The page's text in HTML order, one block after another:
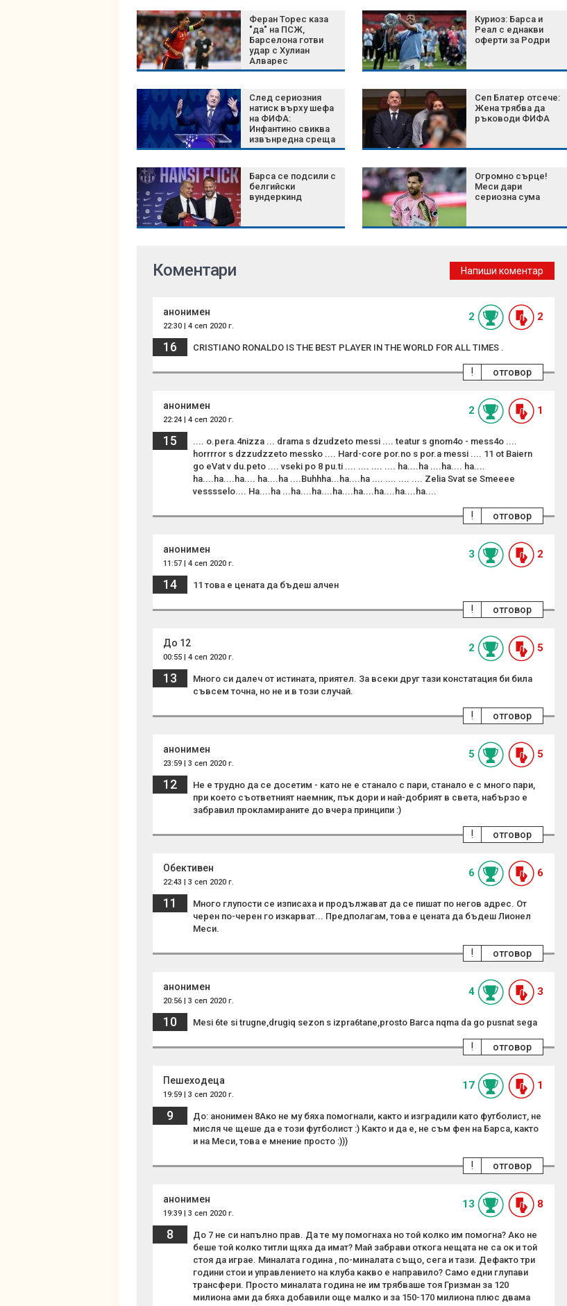
Феран Торес каза
"да" на ПСЖ,
Барселона готви
удар с Хулиан
Алварес
Куриоз: Барса и
Реал с еднакви
оферти за Родри
След сериозния
натиск върху шефа
на ФИФА:
Инфантино свиква
извънредна среща
на върха на
Сеп Блатер отсече:
Жена трябва да
ръководи ФИФА
Барса се подсили с
белгийски
вундеркинд
Огромно сърце!
Меси дари
сериозна сума
Белият дом избра
затворените AI
отворените
Шум, бетон и жеги: Как
животните се
Късна емисия
Коментари Напиши коментар
анонимен
22:30 | 4 сеп 2020 г.
2 2
16 CRISTIANO RONALDO IS THE BEST PLAYER IN THE WORLD FOR ALL TIMES .
отговор
!
анонимен
22:24 | 4 сеп 2020 г.
2 1
15
.... o.pera.4nizza ... drama s dzudzeto messi .... teatur s gnom4o - mess4o ....
horrrror s dzzudzzeto messko .... Hard-core por.no s por.a messi .... 11 ot Baiern
go eVat v du.peto .... vseki po 8 pu.ti .... .... .... .... ha....ha ....ha.... ha....
ha....ha....ha.... ha....ha ....Buhhha...ha....ha .... .... .... .... Zelia Svat se Smeeee
vesssselo.... Ha....ha ...ha....ha....ha....ha....ha....ha....ha....
отговор
!
анонимен
11:57 | 4 сеп 2020 г.
3 2
14 11 това е цената да бъдеш алчен
отговор
!
До 12
00:55 | 4 сеп 2020 г.
2 5
13
Много си далеч от истината, приятел. За всеки друг тази констатация би била
съвсем точна, но не и в този случай.
отговор
!
анонимен
23:59 | 3 сеп 2020 г.
5 5
12
Не е трудно да се досетим - като не е станало с пари, станало е с много пари,
при което съответният наемник, пък дори и най-добрият в света, набързо е
забравил прокламираните до вчера принципи :)
отговор
!
Обективен
22:43 | 3 сеп 2020 г.
6 6
11
Много глупости се изписаха и продължават да се пишат по негов адрес. От
черен по-черен го изкарват... Предполагам, това е цената да бъдеш Лионел
Меси.
отговор
!
анонимен
20:56 | 3 сеп 2020 г.
4 3
10 Mesi 6te si trugne,drugiq sezon s izpra6tane,prosto Barca nqma da go pusnat sega
отговор
!
Пешеходеца
19:59 | 3 сеп 2020 г.
17 1
9
До: анонимен 8Ако не му бяха помогнали, както и изградили като футболист, не
мисля че щеше да е този футболист :) Както и да е, не съм фен на Барса, както
и на Меси, това е мнение просто :)))
отговор
!
анонимен
19:39 | 3 сеп 2020 г.
13 8
8
До 7 не си напълно прав. Да те му помогнаха но той колко им помогна? Ако не
беше той колко титли щяха да имат? Май забрави откога нещата не са ок и той
стоя да играе. Миналата година , по-миналата също, сега и тази. Дефакто три
години стои и управлението на клуба какво е направило? Само едни глупави
трансфери. Просто миналата година не им трябваше тоя Гризман за 120
милиона ами да бяха добавили още малко и за 150-170 милиона плюс двама